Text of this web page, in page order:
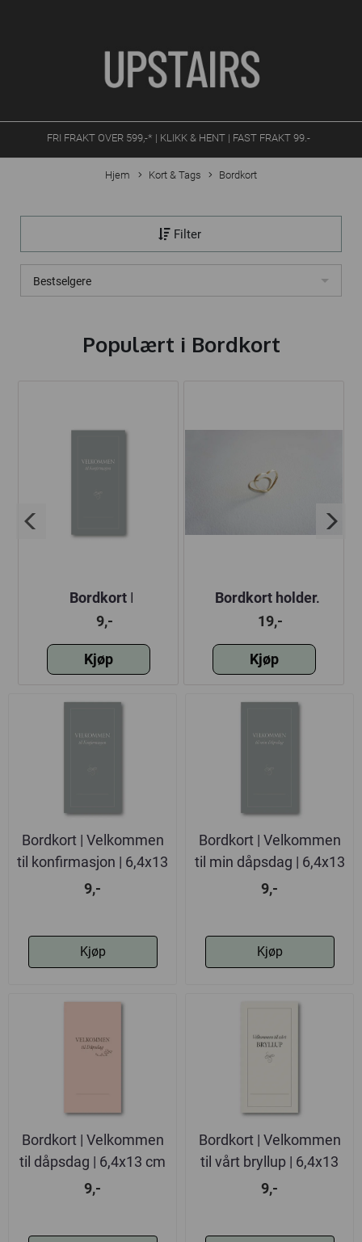
FRI FRAKT OVER 599,-* | KLIKK & HENT | FAST FRAKT 99.-
Hjem Kort & Tags Bordkort
Filter
Bestselgere
Populært i Bordkort
Bordkort |
Velkommen til
konfirmasjon | 6,4x13
cm
9,-
Kjøp
Bordkort holder,
hjerte, gull/sølv
19,-
Kjøp
Bordkort | Velkommen
til konfirmasjon | 6,4x13
cm
9,-
Kjøp
Bordkort | Velkommen
til min dåpsdag | 6,4x13
cm
9,-
Kjøp
Bordkort | Velkommen
til dåpsdag | 6,4x13 cm
9,-
Bordkort | Velkommen
til vårt bryllup | 6,4x13
cm
9,-